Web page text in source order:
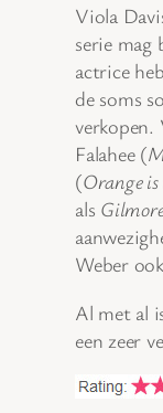
Viola
serie mag
actrice
de soms
verkopen.
Falahee (
(Orange
als
Weber
Al met al
een zeer